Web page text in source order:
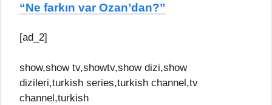
“Ne farkın var Ozan’dan?”
[ad_2]
show,show tv,showtv,show dizi,show
dizileri,turkish series,turkish channel,tv
channel,turkish